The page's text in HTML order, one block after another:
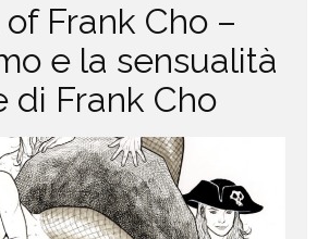
Frank Cho –
e la sensualità
di Frank Cho